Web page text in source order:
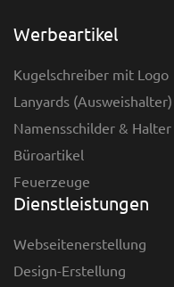
Werbeartikel
Kugelschreiber mit Logo
Lanyards (Ausweishalter)
Namensschilder & Halter
Büroartikel
Feuerzeuge
Dienstleistungen
Webseitenerstellung
Design-Erstellung